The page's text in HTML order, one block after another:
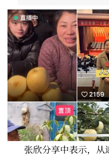
张欣分享中表示，